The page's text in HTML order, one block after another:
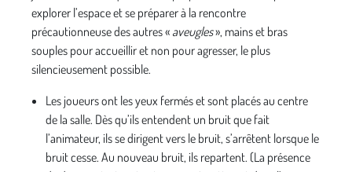
explorer l’espace et se préparer à la rencontre
précautionneuse des autres « aveugles», mains et bras
souples pour accueillir et non pour agresser, le plus
silencieusement possible.
Les joueurs ont les yeux fermés et sont placés au centre
de la salle. Dès qu’ils entendent un bruit que fait
l’animateur, ils se dirigent vers le bruit, s’arrêtent lorsque le
bruit cesse. Au nouveau bruit, ils repartent. (La présence